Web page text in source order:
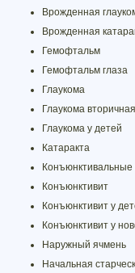
Врожденная
Врожденная
Гемофтальм
Гемофтальм глаза
Глаукома
Глаукома
Глаукома у детей
Катаракта
Конъюнктивит
Конъюнктивит у
Конъюнктивит у
Наружный ячмень
Начальная